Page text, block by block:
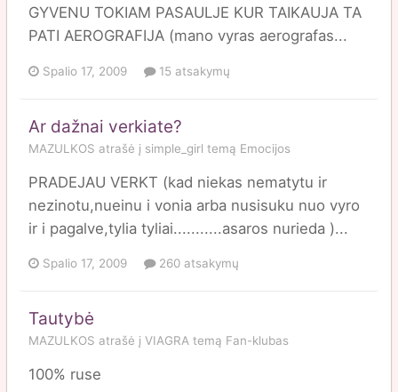
GYVENU TOKIAM PASAULJE KUR TAIKAUJA TA
PATI AEROGRAFIJA (mano vyras aerografas...
Spalio 17, 2009 15 atsakymų
Ar dažnai verkiate?
MAZULKOS atrašė į simple_girl temą Emocijos
PRADEJAU VERKT (kad niekas nematytu ir
nezinotu,nueinu i vonia arba nusisuku nuo vyro
ir i pagalve,tylia tyliai...........asaros nurieda )...
Spalio 17, 2009 260 atsakymų
Tautybė
MAZULKOS atrašė į VIAGRA temą Fan-klubas
100% ruse